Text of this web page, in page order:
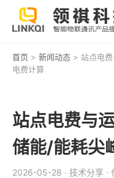
首页 > 新闻动态 > 站点电
电费计算
站点电费与
储能/能耗尖
2026-05-28 · 技术分享 ·